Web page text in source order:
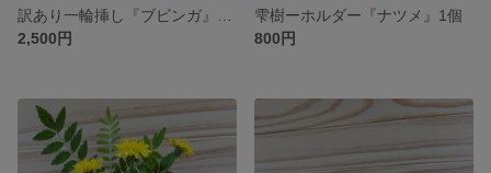
2,500円
雫樹ーホルダー『ナツメ』1個
800円